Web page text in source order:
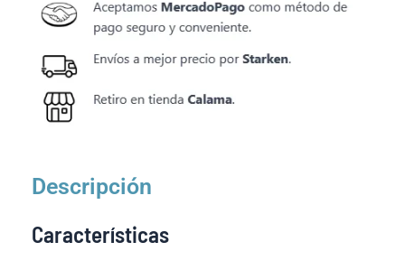
Descripción
Características